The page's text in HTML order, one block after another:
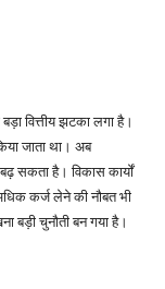
वित्तीय झटका लगा है।
जाता था। अब
सकता है। विकास कार्यों
कर्ज लेने की नौबत भी
बड़ी चुनौती बन गया है।